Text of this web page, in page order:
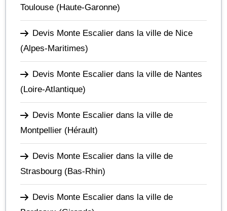
Toulouse (Haute-Garonne)
Devis Monte Escalier dans la ville de Nice
(Alpes-Maritimes)
Devis Monte Escalier dans la ville de Nantes
(Loire-Atlantique)
Devis Monte Escalier dans la ville de
Montpellier (Hérault)
Devis Monte Escalier dans la ville de
Strasbourg (Bas-Rhin)
Devis Monte Escalier dans la ville de